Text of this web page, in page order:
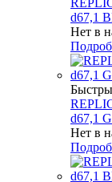
d67,1
Нет в
d67,1
Нет в